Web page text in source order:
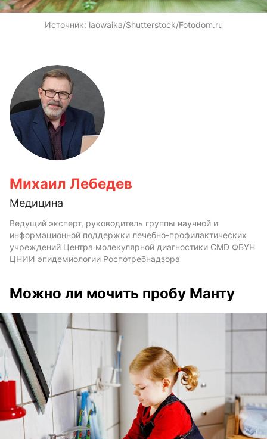
Источник: laowaika/Shutterstock/Fotodom.ru
Михаил Лебедев
Медицина
Ведущий эксперт, руководитель группы научной и
информационной поддержки лечебно-профилактических
учреждений Центра молекулярной диагностики CMD ФБУН
ЦНИИ эпидемиологии Роспотребнадзора
Можно ли мочить пробу Манту